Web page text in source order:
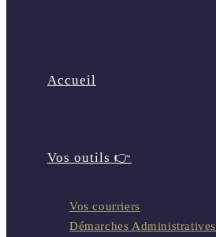
Accueil
Vos outils 👉
Vos courriers
Démarches Administratives